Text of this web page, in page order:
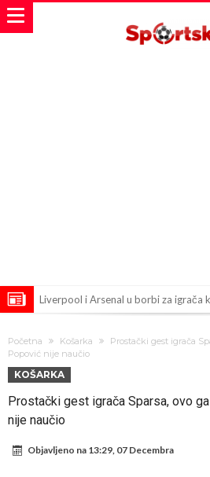
Liverpool i Arsenal u borbi za igrača
napokon poznat
Engleski reprezentativac optužen za
Suđenje o smrti Maradone: Noge su
oprati
Ko je uvjerio Rodrija da izabere
Početna Košarka
Prostački gest igrača
Popović nije naučio
KOŠARKA
Prostački gest igrača Sparsa, ovo
nije naučio
Objavljeno na 13:29, 07 Decembra